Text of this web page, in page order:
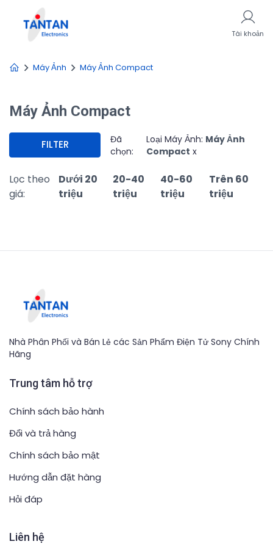
Tài khoản
Máy Ảnh Máy Ảnh Compact
Máy Ảnh Compact
FILTER
Đã
chọn:
Loại Máy Ảnh: Máy Ảnh
Compact x
Lọc theo
giá:
Dưới 20
triệu
20-40
triệu
40-60
triệu
Trên 60
triệu
Nhà Phân Phối và Bán Lẻ các Sản Phẩm Điện Tử Sony Chính
Hãng
Trung tâm hỗ trợ
Chính sách bảo hành
Đổi và trả hàng
Chính sách bảo mật
Hướng dẫn đặt hàng
Hỏi đáp
Liên hệ